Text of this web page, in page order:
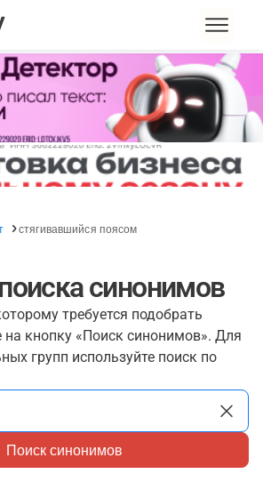
стягивавшийся поясом
синонимов
требуется подобрать
на кнопку «Поиск синонимов». Для
групп используйте поиск по
Поиск синонимов